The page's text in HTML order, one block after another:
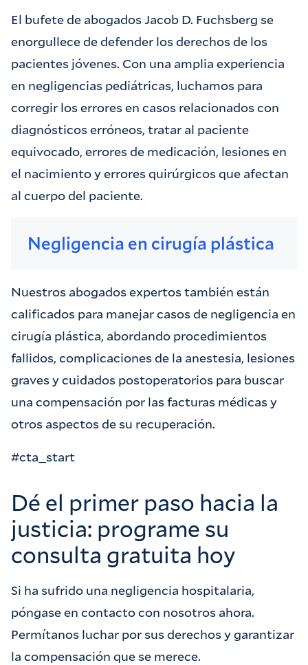
El bufete de abogados Jacob D. Fuchsberg se
enorgullece de defender los derechos de los
pacientes jóvenes. Con una amplia experiencia
en negligencias pediátricas, luchamos para
corregir los errores en casos relacionados con
diagnósticos erróneos, tratar al paciente
equivocado, errores de medicación, lesiones en
el nacimiento y errores quirúrgicos que afectan
al cuerpo del paciente.
Negligencia en cirugía plástica
Nuestros abogados expertos también están
calificados para manejar casos de negligencia en
cirugía plástica, abordando procedimientos
fallidos, complicaciones de la anestesia, lesiones
graves y cuidados postoperatorios para buscar
una compensación por las facturas médicas y
otros aspectos de su recuperación.
#cta_start
Dé el primer paso hacia la
justicia: programe su
consulta gratuita hoy
Si ha sufrido una negligencia hospitalaria,
póngase en contacto con nosotros ahora.
Permítanos luchar por sus derechos y garantizar
la compensación que se merece.